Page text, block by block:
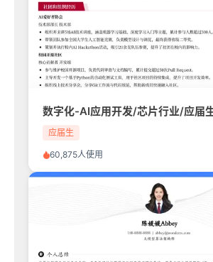
数字化-AI应用开发/芯片行业/应届
应届生
60,875人使用